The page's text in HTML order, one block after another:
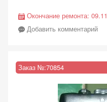
Окончание ремонта:
Добавить комментарий
Заказ №:70854